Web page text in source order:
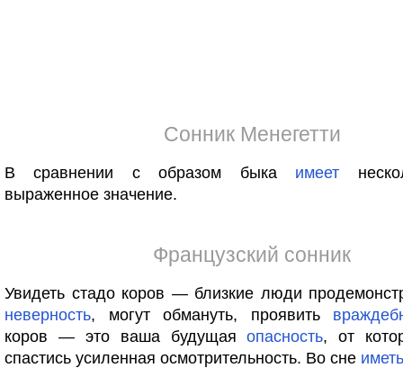
Сонник Менегетти
В сравнении с образом быка имеет
выраженное значение.
Французский сонник
Увидеть стадо коров — близкие люди
неверность, могут обмануть, проявить
коров — это ваша будущаяопасность, от
спастись усиленная осмотрительность. Во сне иметь